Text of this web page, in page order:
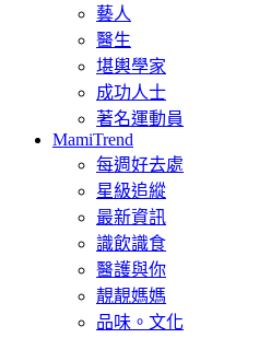
藝人
醫生
堪輿學家
成功人士
著名運動員
MamiTrend
每週好去處
星級追縱
最新資訊
識飲識食
醫護與你
靚靚媽媽
品味。文化